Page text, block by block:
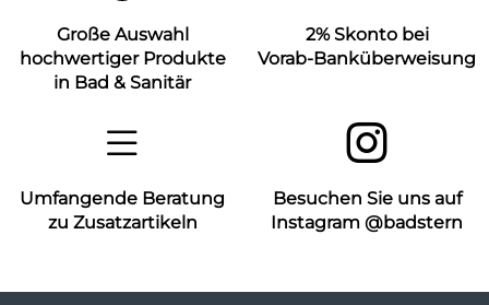
Große Auswahl
hochwertiger Produkte
in Bad & Sanitär
2% Skonto bei
Vorab-Banküberweisung
Umfangende Beratung
zu Zusatzartikeln
Besuchen Sie uns auf
Instagram @badstern